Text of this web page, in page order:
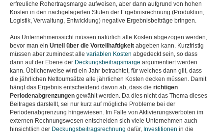
erfreuliche Rohertragsmarge aufweisen, aber dann aufgrund von hohen
Kosten in den nachgelagerten Stufen der Ergebnisrechnung (Produktion,
Logistik, Verwaltung, Entwicklung) negative Ergebnisbeiträge bringen.
Aus Unternehmenssicht müssen natürlich alle Kosten abgezogen werden,
bevor man ein Urteil über die Vorteilhaftigkeit abgeben kann. Kurzfristig
müssen aber zumindest alle variablen Kosten abgedeckt sein, so dass
dann auf der Ebene der Deckungsbeitragsmarge argumentiert werden
kann. Üblicherweise wird ein Jahr betrachtet, für welches dann gilt, dass
die jährlichen Nettoumsätze alle jährlichen Kosten decken müssen. Damit
hängt das Ergebnis entscheidend davon ab, dass die richtigen
Periodenabgrenzungen gewählt werden. Da dies nicht das Thema dieses
Beitrages darstellt, sei nur kurz auf mögliche Probleme bei der
Periodenabgrenzung hingewiesen. Im Falle von Aktivierungsverboten im
externen Rechnungswesen entscheiden sich viele Unternehmen auch
hinsichtlich der Deckungsbeitragsrechnung dafür, Investitionen in die